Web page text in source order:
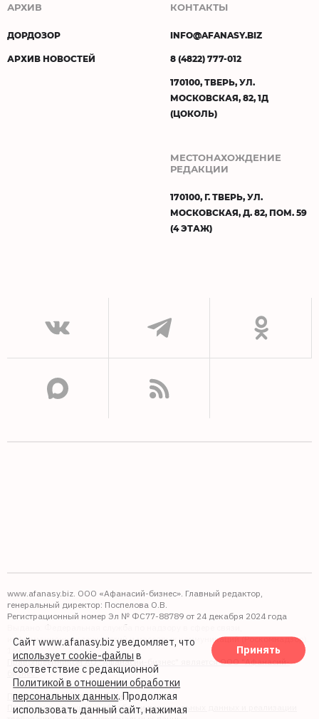
АРХИВ
ДОРДОЗОР
АРХИВ НОВОСТЕЙ
КОНТАКТЫ
INFO@AFANASY.BIZ
8 (4822) 777-012
170100, ТВЕРЬ, УЛ.
МОСКОВСКАЯ, 82, 1Д
(ЦОКОЛЬ)
МЕСТОНАХОЖДЕНИЕ
РЕДАКЦИИ
170100, Г. ТВЕРЬ, УЛ.
МОСКОВСКАЯ, Д. 82, ПОМ. 59
(4 ЭТАЖ)
www.afanasy.biz. ООО «Афанасий-бизнес». Главный редактор,
генеральный директор: Поспелова О.В.
Регистрационный номер Эл № ФС77-88789 от 24 декабря 2024 года
Выдано: Федеральная служба по надзору в сфере связи,
информационных технологий и массовых коммуникаций (Роскомнадзор).
Правопреемником АО "Афанасий-бизнес" является ООО "Афанасий-
бизнес"
Политика обработки файлов cookie
Политика в отношении обработки персональных данных и реализации
Сайт www.afanasy.biz уведомляет, что
использует cookie-файлы в
соответствие с редакционной
Политикой в отношении обработки
персональных данных. Продолжая
использовать данный сайт, нажимая
Принять